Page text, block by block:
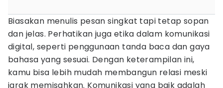
Biasakan menulis pesan singkat tapi tetap sopan
dan jelas. Perhatikan juga etika dalam komunikasi
digital, seperti penggunaan tanda baca dan gaya
bahasa yang sesuai. Dengan keterampilan ini,
kamu bisa lebih mudah membangun relasi meski
jarak memisahkan. Komunikasi yang baik adalah